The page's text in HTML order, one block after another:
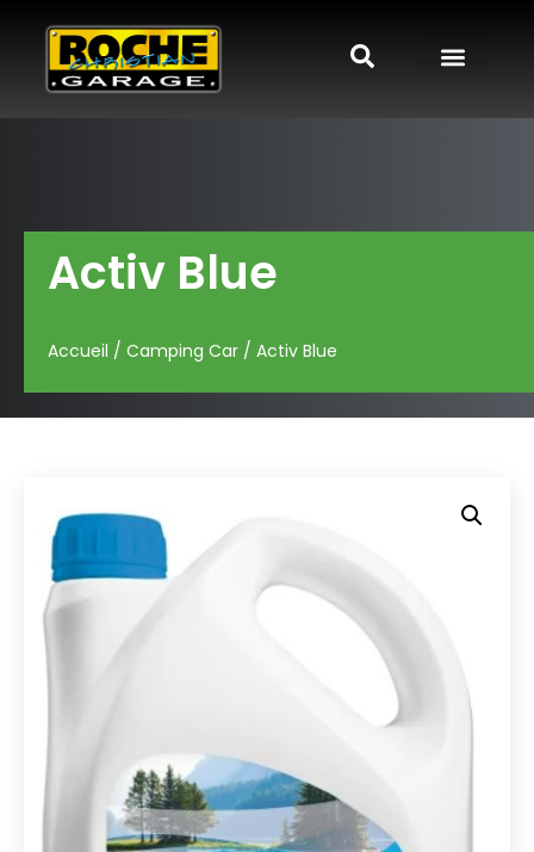
Activ Blue
Accueil / Camping Car / Activ Blue